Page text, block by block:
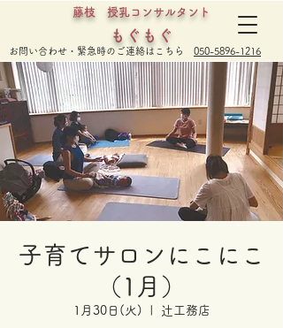
藤枝 授乳コンサルタント
もぐもぐ
​お問い合わせ・緊急時のご連絡はこちら 050-5896-1216
子育てサロンにこにこ
（1月）
1月30日(火) 辻工務店